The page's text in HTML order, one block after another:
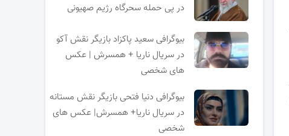
در پی حمله سحرگاه رژیم صهیونی
بیوگرافی سعید پاکزاد بازیگر نقش آکو
در سریال ناریا + همسرش | عکس
های شخصی
بیوگرافی دنیا فتحی بازیگر نقش مستانه
در سریال ناریا+ همسرش| عکس های
شخصی